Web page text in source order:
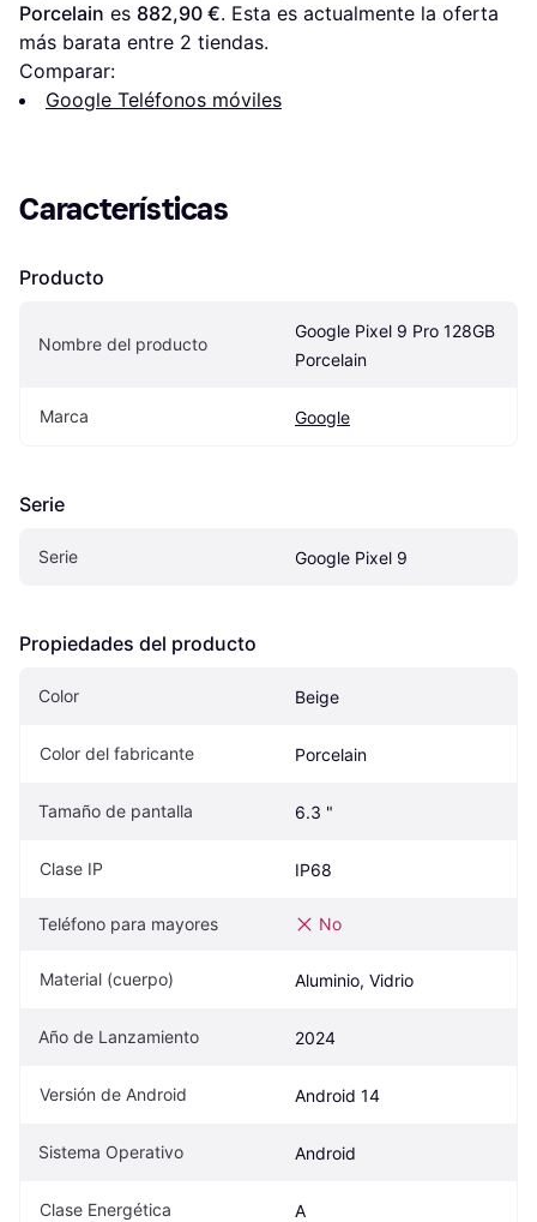
Porcelain es 882,90 €. Esta es actualmente la oferta
más barata entre 2 tiendas.
Comparar:
Google Teléfonos móviles
Características
Producto
Nombre del producto
Google Pixel 9 Pro 128GB
Porcelain
Marca Google
Serie
Serie Google Pixel 9
Propiedades del producto
Color Beige
Color del fabricante Porcelain
Tamaño de pantalla 6.3 "
Clase IP IP68
Teléfono para mayores No
Material (cuerpo) Aluminio, Vidrio
Año de Lanzamiento 2024
Versión de Android Android 14
Sistema Operativo Android
Clase Energética A